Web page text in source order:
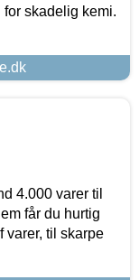
skadelig kemi.
4.000 varer til
får du hurtig
varer, til skarpe